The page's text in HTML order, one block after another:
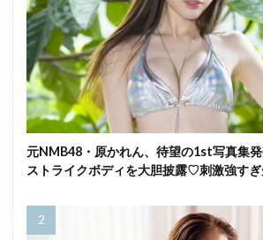
元NMB48・原かれん、待望の1st写真集
ストライクボディを大胆披露♡刺激強す